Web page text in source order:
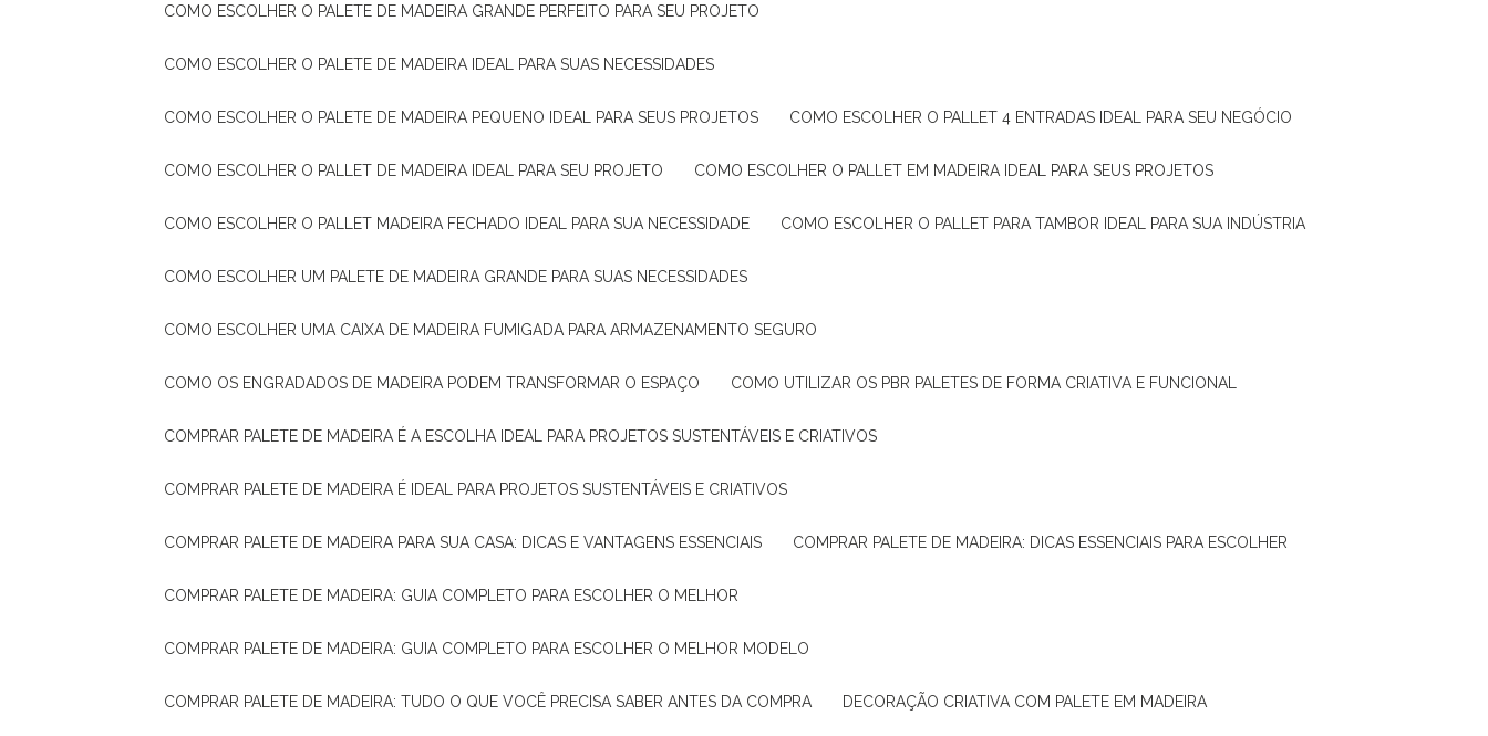
COMO ESCOLHER O PALETE DE MADEIRA GRANDE PERFEITO PARA SEU PROJETO
COMO ESCOLHER O PALETE DE MADEIRA IDEAL PARA SUAS NECESSIDADES
COMO ESCOLHER O PALETE DE MADEIRA PEQUENO IDEAL PARA SEUS PROJETOS COMO ESCOLHER O PALLET 4 ENTRADAS IDEAL PARA SEU NEGÓCIO
COMO ESCOLHER O PALLET DE MADEIRA IDEAL PARA SEU PROJETO COMO ESCOLHER O PALLET EM MADEIRA IDEAL PARA SEUS PROJETOS
COMO ESCOLHER O PALLET MADEIRA FECHADO IDEAL PARA SUA NECESSIDADE COMO ESCOLHER O PALLET PARA TAMBOR IDEAL PARA SUA INDÚSTRIA
COMO ESCOLHER UM PALETE DE MADEIRA GRANDE PARA SUAS NECESSIDADES
COMO ESCOLHER UMA CAIXA DE MADEIRA FUMIGADA PARA ARMAZENAMENTO SEGURO
COMO OS ENGRADADOS DE MADEIRA PODEM TRANSFORMAR O ESPAÇO COMO UTILIZAR OS PBR PALETES DE FORMA CRIATIVA E FUNCIONAL
COMPRAR PALETE DE MADEIRA É A ESCOLHA IDEAL PARA PROJETOS SUSTENTÁVEIS E CRIATIVOS
COMPRAR PALETE DE MADEIRA É IDEAL PARA PROJETOS SUSTENTÁVEIS E CRIATIVOS
COMPRAR PALETE DE MADEIRA PARA SUA CASA: DICAS E VANTAGENS ESSENCIAIS COMPRAR PALETE DE MADEIRA: DICAS ESSENCIAIS PARA ESCOLHER
COMPRAR PALETE DE MADEIRA: GUIA COMPLETO PARA ESCOLHER O MELHOR
COMPRAR PALETE DE MADEIRA: GUIA COMPLETO PARA ESCOLHER O MELHOR MODELO
COMPRAR PALETE DE MADEIRA: TUDO O QUE VOCÊ PRECISA SABER ANTES DA COMPRA DECORAÇÃO CRIATIVA COM PALETE EM MADEIRA